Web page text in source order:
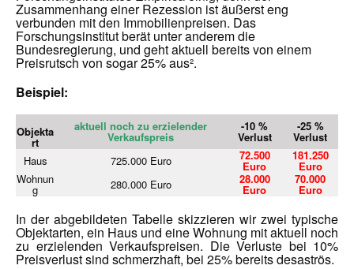
Zusammenhang einer Rezession ist äußerst eng
verbunden mit den Immobilienpreisen. Das
Forschungsinstitut berät unter anderem die
Bundesregierung, und geht aktuell bereits von einem
Preisrutsch von sogar 25% aus².
Beispiel:
Objekta
rt
aktuell noch zu erzielender
Verkaufspreis
-10 %
Verlust
-25 %
Verlust
Haus
725.000 Euro 72.500
Euro
181.250
Euro
Wohnun
g 280.000 Euro 28.000
Euro
70.000
Euro
In der abgebildeten Tabelle skizzieren wir zwei typische
Objektarten, ein Haus und eine Wohnung mit aktuell noch
zu erzielenden Verkaufspreisen. Die Verluste bei 10%
Preisverlust sind schmerzhaft, bei 25% bereits desaströs.